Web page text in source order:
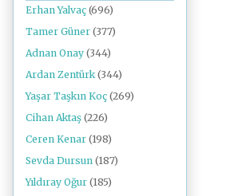
Erhan Yalvaç (696)
Tamer Güner (377)
Adnan Onay (344)
Ardan Zentürk (344)
Yaşar Taşkın Koç (269)
Cihan Aktaş (226)
Ceren Kenar (198)
Sevda Dursun (187)
Yıldıray Oğur (185)